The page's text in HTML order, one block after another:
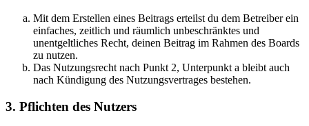
Mit dem Erstellen eines Beitrags erteilst du dem Betreiber ein
einfaches, zeitlich und räumlich unbeschränktes und
unentgeltliches Recht, deinen Beitrag im Rahmen des Boards
zu nutzen.
Das Nutzungsrecht nach Punkt 2, Unterpunkt a bleibt auch
nach Kündigung des Nutzungsvertrages bestehen.
3. Pflichten des Nutzers